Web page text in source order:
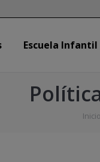
Escuela Infantil
Inicio
Escuela Infantil